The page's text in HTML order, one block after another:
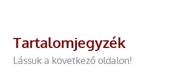
Tartalomjegyzék
Lássuk a következő oldalon!